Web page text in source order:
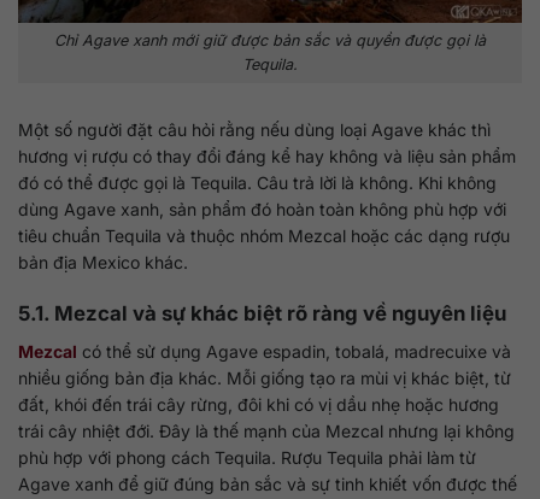
Chỉ Agave xanh mới giữ được bản sắc và quyền được gọi là
Tequila.
Một số người đặt câu hỏi rằng nếu dùng loại Agave khác thì
hương vị rượu có thay đổi đáng kể hay không và liệu sản phẩm
đó có thể được gọi là Tequila. Câu trả lời là không. Khi không
dùng Agave xanh, sản phẩm đó hoàn toàn không phù hợp với
tiêu chuẩn Tequila và thuộc nhóm Mezcal hoặc các dạng rượu
bản địa Mexico khác.
5.1. Mezcal và sự khác biệt rõ ràng về nguyên liệu
Mezcal có thể sử dụng Agave espadin, tobalá, madrecuixe và
nhiều giống bản địa khác. Mỗi giống tạo ra mùi vị khác biệt, từ
đất, khói đến trái cây rừng, đôi khi có vị dầu nhẹ hoặc hương
trái cây nhiệt đới. Đây là thế mạnh của Mezcal nhưng lại không
phù hợp với phong cách Tequila. Rượu Tequila phải làm từ
Agave xanh để giữ đúng bản sắc và sự tinh khiết vốn được thế